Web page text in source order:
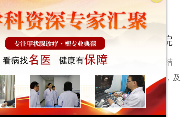
变化并采取相应.....
术吗?——成都医附大甲状腺医院
多个肿块，许多人在体检时发现自己有甲状腺结
显症状。然而，对于一些具有恶性倾向的结节，及
的分级系统中，4A级结节.....【详情】